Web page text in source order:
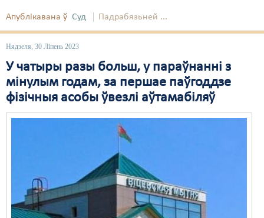
Апублікавана ў Суд Падрабязьней ...
Нядзеля, 30 Ліпень 2023
У чатыры разы больш, у параўнанні з
мінулым годам, за першае паўгоддзе
фізічныя асобы ўвезлі аўтамабіляў
Рознае
Свабода сумленьня
Суд
Правы працоўных
Сацыяльныя правы